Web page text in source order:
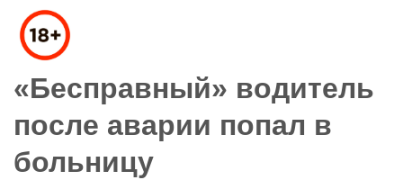
«Бесправный» водитель
после аварии попал в
больницу